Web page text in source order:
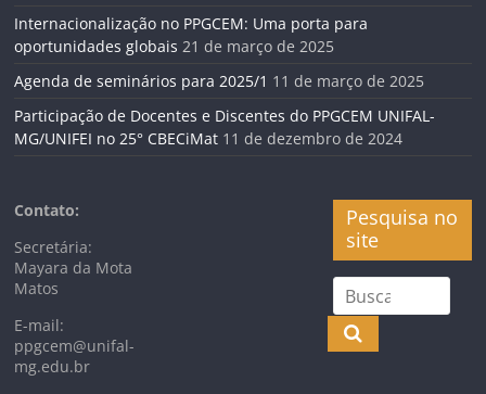
Internacionalização no PPGCEM: Uma porta para
oportunidades globais 21 de março de 2025
Agenda de seminários para 2025/1 11 de março de 2025
Participação de Docentes e Discentes do PPGCEM UNIFAL-
MG/UNIFEI no 25° CBECiMat 11 de dezembro de 2024
Contato:
Secretária:
Mayara da Mota
Matos
E-mail:
ppgcem@unifal-
mg.edu.br
Pesquisa no
site